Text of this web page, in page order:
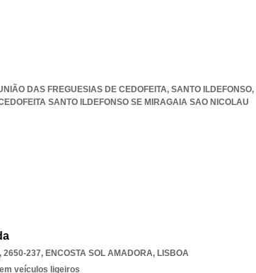
DAS FREGUESIAS DE CEDOFEITA, SANTO ILDEFONSO,
SANTO ILDEFONSO SE MIRAGAIA SAO NICOLAU
2650-237, ENCOSTA SOL AMADORA, LISBOA
veículos ligeiros